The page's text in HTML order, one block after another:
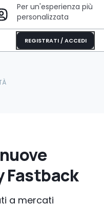
Per un'esperienza più
personalizzata
REGISTRATI / ACCEDI
Fastback
a mercati